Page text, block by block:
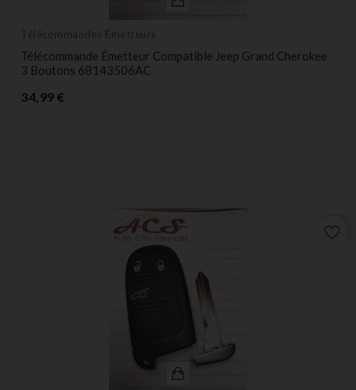
Télécommandes Émetteurs
Télécommande Émetteur Compatible Jeep Grand Cherokee
3 Boutons 68143506AC
34,99 €